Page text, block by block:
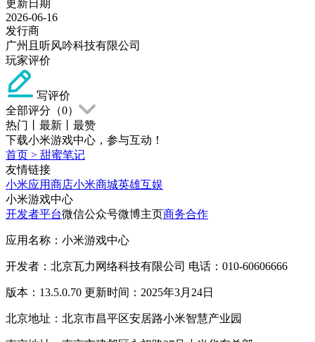
更新日期
2026-06-16
发行商
广州且听风吟科技有限公司
玩家评价
写评价
全部评分（0）
热门
最新
最赞
下载小米游戏中心，参与互动！
首页 > 甜蜜笔记
友情链接
小米应用商店小米商城英雄互娱
小米游戏中心
开发者平台微信公众号微博主页商务合作
应用名称：小米游戏中心
开发者：北京瓦力网络科技有限公司 电话：010-60606666
版本：13.5.0.70 更新时间：2025年3月24日
北京地址：北京市昌平区安居路小米智慧产业园